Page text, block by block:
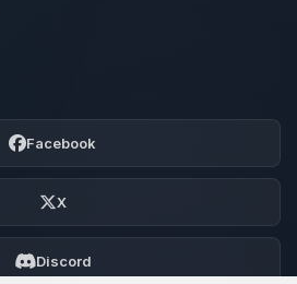
Facebook
X
Discord